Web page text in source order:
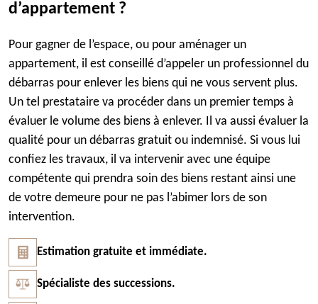
d’appartement ?
Pour gagner de l’espace, ou pour aménager un
appartement, il est conseillé d’appeler un professionnel du
débarras pour enlever les biens qui ne vous servent plus.
Un tel prestataire va procéder dans un premier temps à
évaluer le volume des biens à enlever. Il va aussi évaluer la
qualité pour un débarras gratuit ou indemnisé. Si vous lui
confiez les travaux, il va intervenir avec une équipe
compétente qui prendra soin des biens restant ainsi une
de votre demeure pour ne pas l’abimer lors de son
intervention.
Estimation gratuite et immédiate.
Spécialiste des successions.